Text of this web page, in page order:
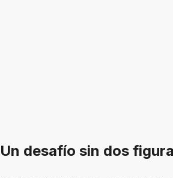
Un desafío sin dos